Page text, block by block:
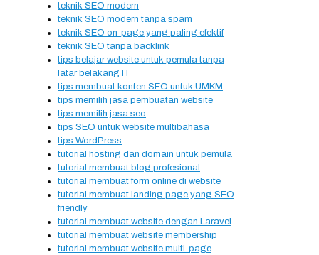
teknik SEO modern
teknik SEO modern tanpa spam
teknik SEO on-page yang paling efektif
teknik SEO tanpa backlink
tips belajar website untuk pemula tanpa
latar belakang IT
tips membuat konten SEO untuk UMKM
tips memilih jasa pembuatan website
tips memilih jasa seo
tips SEO untuk website multibahasa
tips WordPress
tutorial hosting dan domain untuk pemula
tutorial membuat blog profesional
tutorial membuat form online di website
tutorial membuat landing page yang SEO
friendly
tutorial membuat website dengan Laravel
tutorial membuat website membership
tutorial membuat website multi-page